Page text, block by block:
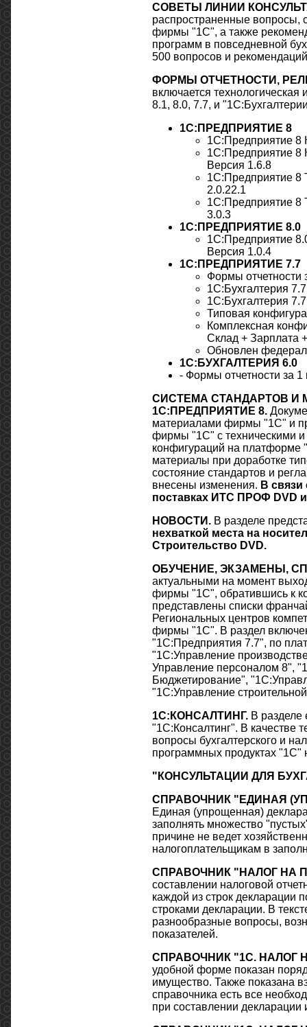
СОВЕТЫ ЛИНИИ
распространенные вопросы,
фирмы "1С", а также
программ в повседневной
500 вопросов и
ФОРМЫ ОТЧЕТНОСТИ,
включается
8.1, 8.0, 7.7, и
1С:ПРЕДПРИЯТИЕ 8
1С:Предприятие 8
1С:Предприятие 8
Версия 1.6.8
1С:Предприятие 8
2.0.22.1
1С:Предприятие 8
3.0.3
1С:ПРЕДПРИЯТИЕ 8.0
1С:Предприятие
Версия 1.0.4
1С:ПРЕДПРИЯТИЕ 7.7
Формы отчетности
1С:Бухгалтерия
1С:Бухгалтерия
Типовая
Комплексная
Склад + Зарплата
Обновлен
1С:БУХГАЛТЕРИЯ 6.0
- Формы отчетности за 1
СИСТЕМА СТАНДАРТОВ И
1С:ПРЕДПРИЯТИЕ 8.
материалами фирмы "1С" и
фирмы "1С" с техническими
конфигураций на платформе
материалы при доработке
состояние стандартов и
внесены изменения. В связи
поставках ИТС ПРОФ DVD
НОВОСТИ.В разделе
нехваткой места на
Строительство DVD.
ОБУЧЕНИЕ, ЭКЗАМЕНЫ,
актуальными на момент
фирмы "1С", обратившись к
представлены списки
Региональных центров
фирмы "1С". В раздел
"1С:Предприятия 7.7", по
"1С:Управление
Управление персоналом 8",
Бюджетирование",
"1С:Управление
1С:КОНСАЛТИНГ.В разделе
"1С:Консалтинг". В качестве
вопросы бухгалтерского и
программных продуктах "1С"
"КОНСУЛЬТАЦИИ ДЛЯ
СПРАВОЧНИК "ЕДИНАЯ
Единая (упрощенная)
заполнять множество
причине не ведет
налогоплательщикам в
СПРАВОЧНИК "НАЛОГ НА
составлении налоговой
каждой из строк декларации
строками декларации. В
разнообразные вопросы,
показателей.
СПРАВОЧНИК "1С. НАЛОГ
удобной форме показан
имущество. Также показана
справочника есть все
при составлении декларации